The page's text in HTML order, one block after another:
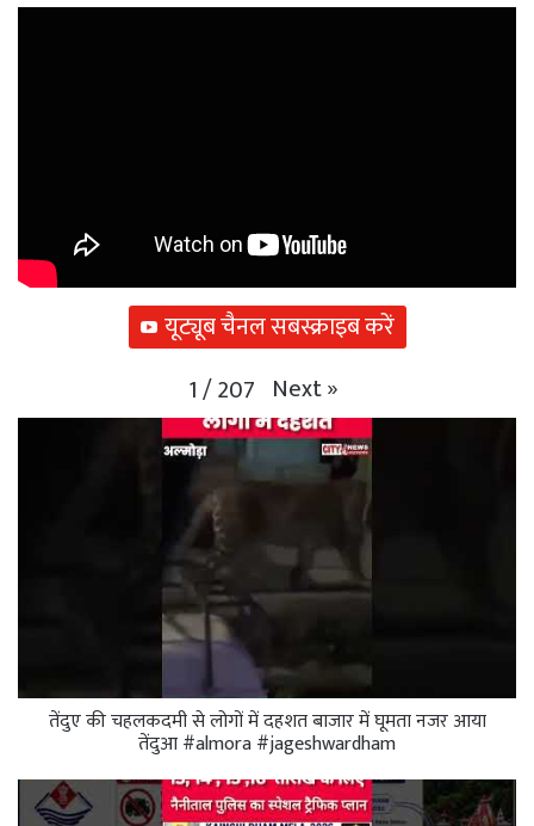
यूट्यूब चैनल सबस्क्राइब करें
1/207 Next»
तेंदुए की चहलकदमी से लोगों में दहशत बाजार में घूमता नजर आया
तेंदुआ #almora #jageshwardham